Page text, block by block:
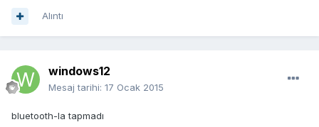
Alıntı
windows12
Mesaj tarihi: 17 Ocak 2015
bluetooth-la tapmadı